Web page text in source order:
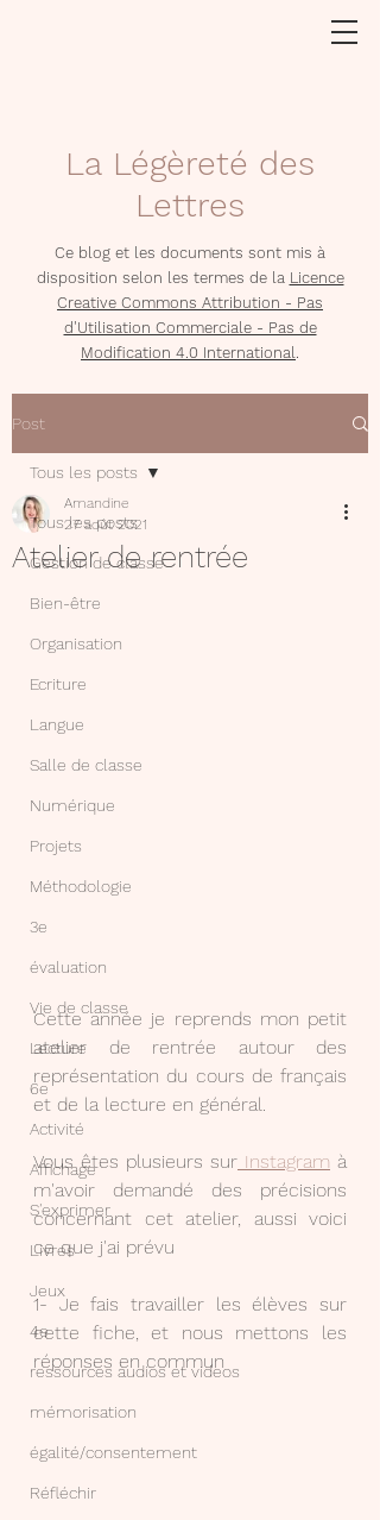
La Légèreté des
Lettres
Ce blog et les documents sont mis à
disposition selon les termes de la Licence
Creative Commons Attribution - Pas
d'Utilisation Commerciale - Pas de
Modification 4.0 International.
Post
Tous les posts
Gestion de classe
Bien-être
Organisation
Ecriture
Langue
Salle de classe
Numérique
Projets
Méthodologie
3e
évaluation
Vie de classe
Lecture
6e
Activité
Affichage
S'exprimer
Livres
Jeux
4e
ressources audios et videos
mémorisation
égalité/consentement
Réfléchir
Tous les posts
Atelier de rentrée
Amandine
27 août 2021
Cette année je reprends mon petit
atelier de rentrée autour des
représentation du cours de français
et de la lecture en général.
Vous êtes plusieurs sur Instagram à
m'avoir demandé des précisions
concernant cet atelier, aussi voici
ce que j'ai prévu
1- Je fais travailler les élèves sur
cette fiche, et nous mettons les
réponses en commun